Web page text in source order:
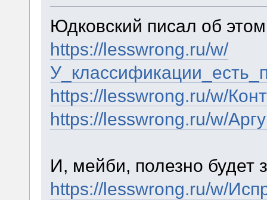
Юдковский писал об
https://lesswrong.ru/w/
https://lesswrong.ru/w/
https://lesswrong.ru/w/
И, мейби, полезно будет
https://lesswrong.ru/w/